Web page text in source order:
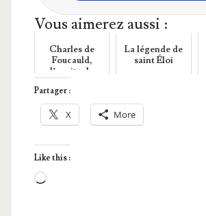
Vous aimerez aussi :
Charles de
Foucauld,
l’ermite du
La légende de
saint Éloi
Partager :
X More
Like this :
Loa­